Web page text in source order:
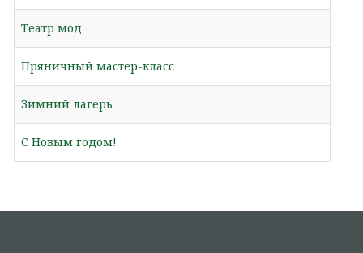
Театр мод
Пряничный мастер-класс
Зимний лагерь
С Новым годом!